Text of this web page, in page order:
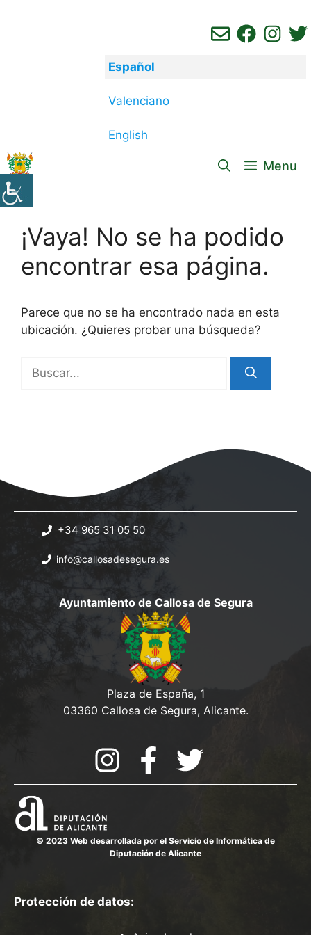
Español
Valenciano
English
Menu
¡Vaya! No se ha podido
encontrar esa página.
Parece que no se ha encontrado nada en esta
ubicación. ¿Quieres probar una búsqueda?
+34 965 31 05 50
info@callosadesegura.es
Ayuntamiento de Callosa de Segura
Plaza de España, 1
03360 Callosa de Segura, Alicante.
© 2023 Web desarrollada por el Servicio de Informática de
Diputación de Alicante
Protección de datos: